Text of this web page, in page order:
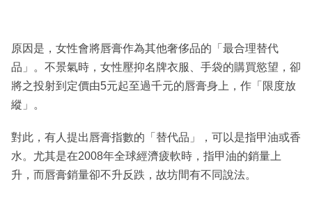
原因是，女性會將唇膏作為其他奢侈品的「最合理替代
品」。不景氣時，女性壓抑名牌衣服、手袋的購買慾望，卻
將之投射到定價由5元起至過千元的唇膏身上，作「限度放
縱」。
對此，有人提出唇膏指數的「替代品」，可以是指甲油或香
水。尤其是在2008年全球經濟疲軟時，指甲油的銷量上
升，而唇膏銷量卻不升反跌，故坊間有不同說法。